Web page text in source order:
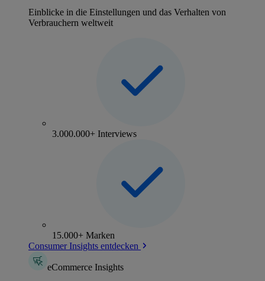
Einblicke in die Einstellungen und das Verhalten von
Verbrauchern weltweit
3.000.000+ Interviews
15.000+ Marken
Consumer Insights entdecken
eCommerce Insights